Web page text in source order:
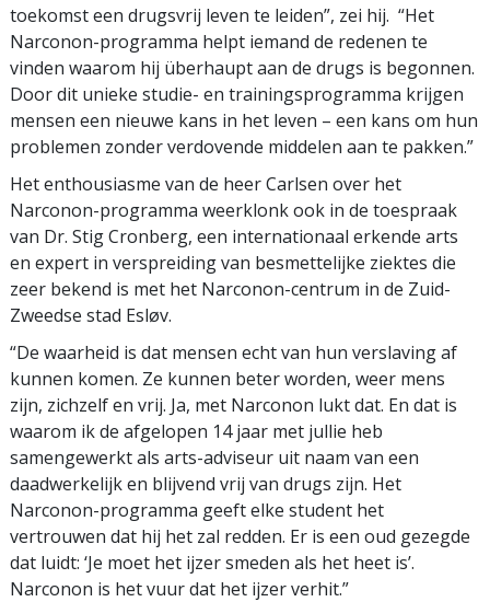
toekomst een drugsvrij leven te leiden”, zei hij. “Het
Narconon-programma helpt iemand de redenen te
vinden waarom hij überhaupt aan de drugs is begonnen.
Door dit unieke studie- en trainingsprogramma krijgen
mensen een nieuwe kans in het leven – een kans om hun
problemen zonder verdovende middelen aan te pakken.”
Het enthousiasme van de heer Carlsen over het
Narconon-programma weerklonk ook in de toespraak
van Dr. Stig Cronberg, een internationaal erkende arts
en expert in verspreiding van besmettelijke ziektes die
zeer bekend is met het Narconon-centrum in de Zuid-
Zweedse stad Esløv.
“De waarheid is dat mensen echt van hun verslaving af
kunnen komen. Ze kunnen beter worden, weer mens
zijn, zichzelf en vrij. Ja, met Narconon lukt dat. En dat is
waarom ik de afgelopen 14 jaar met jullie heb
samengewerkt als arts-adviseur uit naam van een
daadwerkelijk en blijvend vrij van drugs zijn. Het
Narconon-programma geeft elke student het
vertrouwen dat hij het zal redden. Er is een oud gezegde
dat luidt: ‘Je moet het ijzer smeden als het heet is’.
Narconon is het vuur dat het ijzer verhit.”